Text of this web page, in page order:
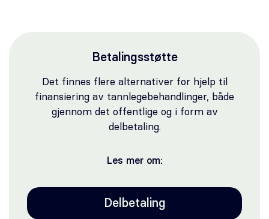
Betalingsstøtte
Det finnes flere alternativer for hjelp til
finansiering av tannlegebehandlinger, både
gjennom det offentlige og i form av
delbetaling.
Les mer om:
Delbetaling